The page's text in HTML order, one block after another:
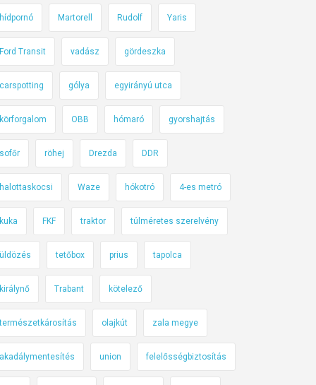
hídpornó Martorell Rudolf Yaris
Ford Transit vadász gördeszka
carspotting gólya egyirányú utca
körforgalom OBB hómaró gyorshajtás
sofőr röhej Drezda DDR
halottaskocsi Waze hókotró 4-es metró
kuka FKF traktor túlméretes szerelvény
üldözés tetőbox prius tapolca
királynő Trabant kötelező
természetkárosítás olajkút zala megye
akadálymentesítés union felelősségbiztosítás